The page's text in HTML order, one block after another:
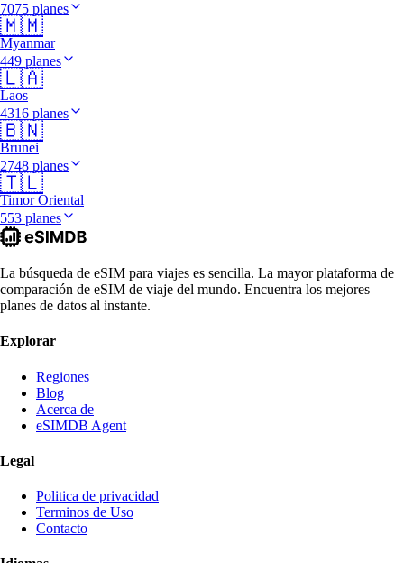
7075 planes
🇲🇲
Myanmar
449 planes
🇱🇦
Laos
4316 planes
🇧🇳
Brunei
2748 planes
🇹🇱
Timor Oriental
553 planes
La búsqueda de eSIM para viajes es sencilla. La mayor plataforma de
comparación de eSIM de viaje del mundo. Encuentra los mejores
planes de datos al instante.
Explorar
Regiones
Blog
Acerca de
eSIMDB Agent
Legal
Politica de privacidad
Terminos de Uso
Contacto